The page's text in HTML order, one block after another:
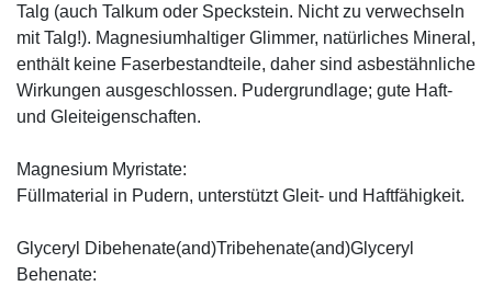
Talg (auch Talkum oder Speckstein. Nicht zu verwechseln
mit Talg!). Magnesiumhaltiger Glimmer, natürliches Mineral,
enthält keine Faserbestandteile, daher sind asbestähnliche
Wirkungen ausgeschlossen. Pudergrundlage; gute Haft-
und Gleiteigenschaften.
Magnesium Myristate:
Füllmaterial in Pudern, unterstützt Gleit- und Haftfähigkeit.
Glyceryl Dibehenate(and)Tribehenate(and)Glyceryl
Behenate: